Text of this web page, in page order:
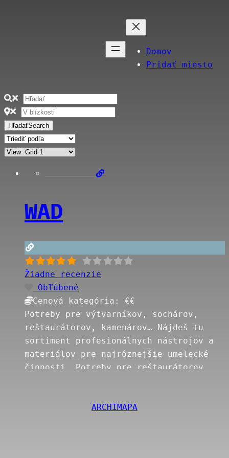
Domov
Pridať miesto
HľadaťSearch
WAD
Žiadne recenzie
Obľúbené
Cenová kategória: €€
Potreby pre výtvarníkov, sochárov,
reštaurátorov, kamenárov… Nájdeš tu
sortiment profesionálnych nástrojov a
materiálov pre najrôznejšie umelecké
činnosti. Potreby pre reštaurátorov
akvarel, olej) Farby UMTON (olej,
ARCHIMAPA